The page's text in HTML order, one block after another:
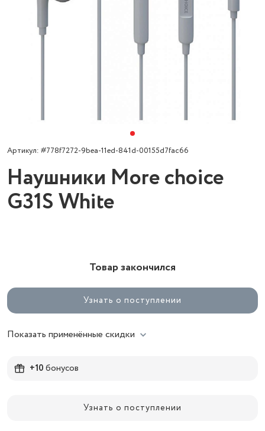
Артикул: #778f7272-9bea-11ed-841d-00155d7fac66
Наушники More choice
G31S White
Товар закончился
Узнать о поступлении
Показать применённые скидки
+10бонусов
Узнать о поступлении